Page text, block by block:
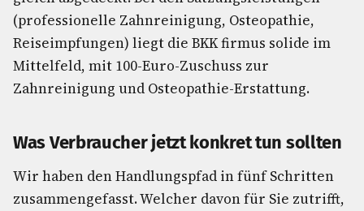
(professionelle Zahnreinigung, Osteopathie,
Reiseimpfungen) liegt die BKK firmus solide im
Mittelfeld, mit 100-Euro-Zuschuss zur
Zahnreinigung und Osteopathie-Erstattung.
Was Verbraucher jetzt konkret tun sollten
Wir haben den Handlungspfad in fünf Schritten
zusammengefasst. Welcher davon für Sie zutrifft,